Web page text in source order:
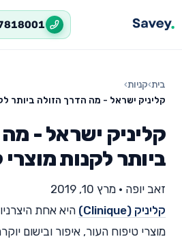
בית›קניות›
קליניק ישראל - מה הדרך הזולה ביותר
קליניק ישראל -
ביותר לקנות מוצרי
זאב יופה • מרץ 10, 2019
קליניק (Clinique)
היא אחת
מוצרי טיפוח העור, איפור ובישום